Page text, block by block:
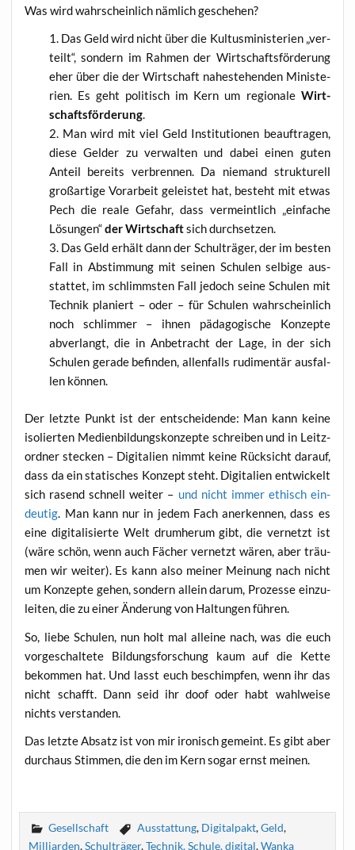
Was wird wahr­schein­lich näm­lich geschehen?
Das Geld wird nicht über die Kul­tus­mi­nis­te­ri­en „ver­
teilt“, son­dern im Rah­men der Wirt­schafts­för­de­rung
eher über die der Wirt­schaft nahe­ste­hen­den Minis­te­
ri­en. Es geht poli­tisch im Kern um regio­na­le Wirt­
schafts­för­de­rung.
Man wird mit viel Geld Insti­tu­tio­nen beauf­tra­gen,
die­se Gel­der zu ver­wal­ten und dabei einen guten
Anteil bereits ver­bren­nen. Da nie­mand struk­tu­rell
groß­ar­ti­ge Vor­ar­beit geleis­tet hat, besteht mit etwas
Pech die rea­le Gefahr, dass ver­meint­lich „ein­fa­che
Lösun­gen“der Wirt­schaftsich durchsetzen.
Das Geld erhält dann der Schul­trä­ger, der im bes­ten
Fall in Abstim­mung mit sei­nen Schu­len sel­bi­ge aus­
stat­tet, im schlimms­ten Fall jedoch sei­ne Schu­len mit
Tech­nik pla­niert – oder – für Schu­len wahr­schein­lich
noch schlim­mer – ihnen päd­ago­gi­sche Kon­zep­te
abver­langt, die in Anbe­tracht der Lage, in der sich
Schu­len gera­de befin­den, allen­falls rudi­men­tär aus­fal­
len können.
Der letz­te Punkt ist der ent­schei­den­de: Man kann kei­ne
iso­lier­ten Medi­en­bil­dungs­kon­zep­te schrei­ben und in Leit­z­
ord­ner ste­cken – Digi­ta­li­en nimmt kei­ne Rück­sicht dar­auf,
dass da ein sta­ti­sches Kon­zept steht. Digi­ta­li­en ent­wi­ckelt
sich rasend schnell wei­ter – und nicht immer ethisch ein­
deu­tig. Man kann nur in jedem Fach aner­ken­nen, dass es
eine digi­ta­li­sier­te Welt drum­her­um gibt, die ver­netzt ist
(wäre schön, wenn auch Fächer ver­netzt wären, aber träu­
men wir wei­ter). Es kann also mei­ner Mei­nung nach nicht
um Kon­zep­te gehen, son­dern allein dar­um, Pro­zes­se ein­zu­
lei­ten, die zu einer Ände­rung von Hal­tun­gen führen.
So, lie­be Schu­len, nun holt mal allei­ne nach, was die euch
vor­ge­schal­te­te Bil­dungs­for­schung kaum auf die Ket­te
bekom­men hat. Und lasst euch beschimp­fen, wenn ihr das
nicht schafft. Dann seid ihr doof oder habt wahl­wei­se
nichts verstanden.
Das letz­te Absatz ist von mir iro­nisch gemeint. Es gibt aber
durch­aus Stim­men, die den im Kern sogar ernst meinen.
Gesellschaft Ausstattung, Digitalpakt,Geld,
Milliarden,Schulträger,Technik. Schule. digital,Wanka